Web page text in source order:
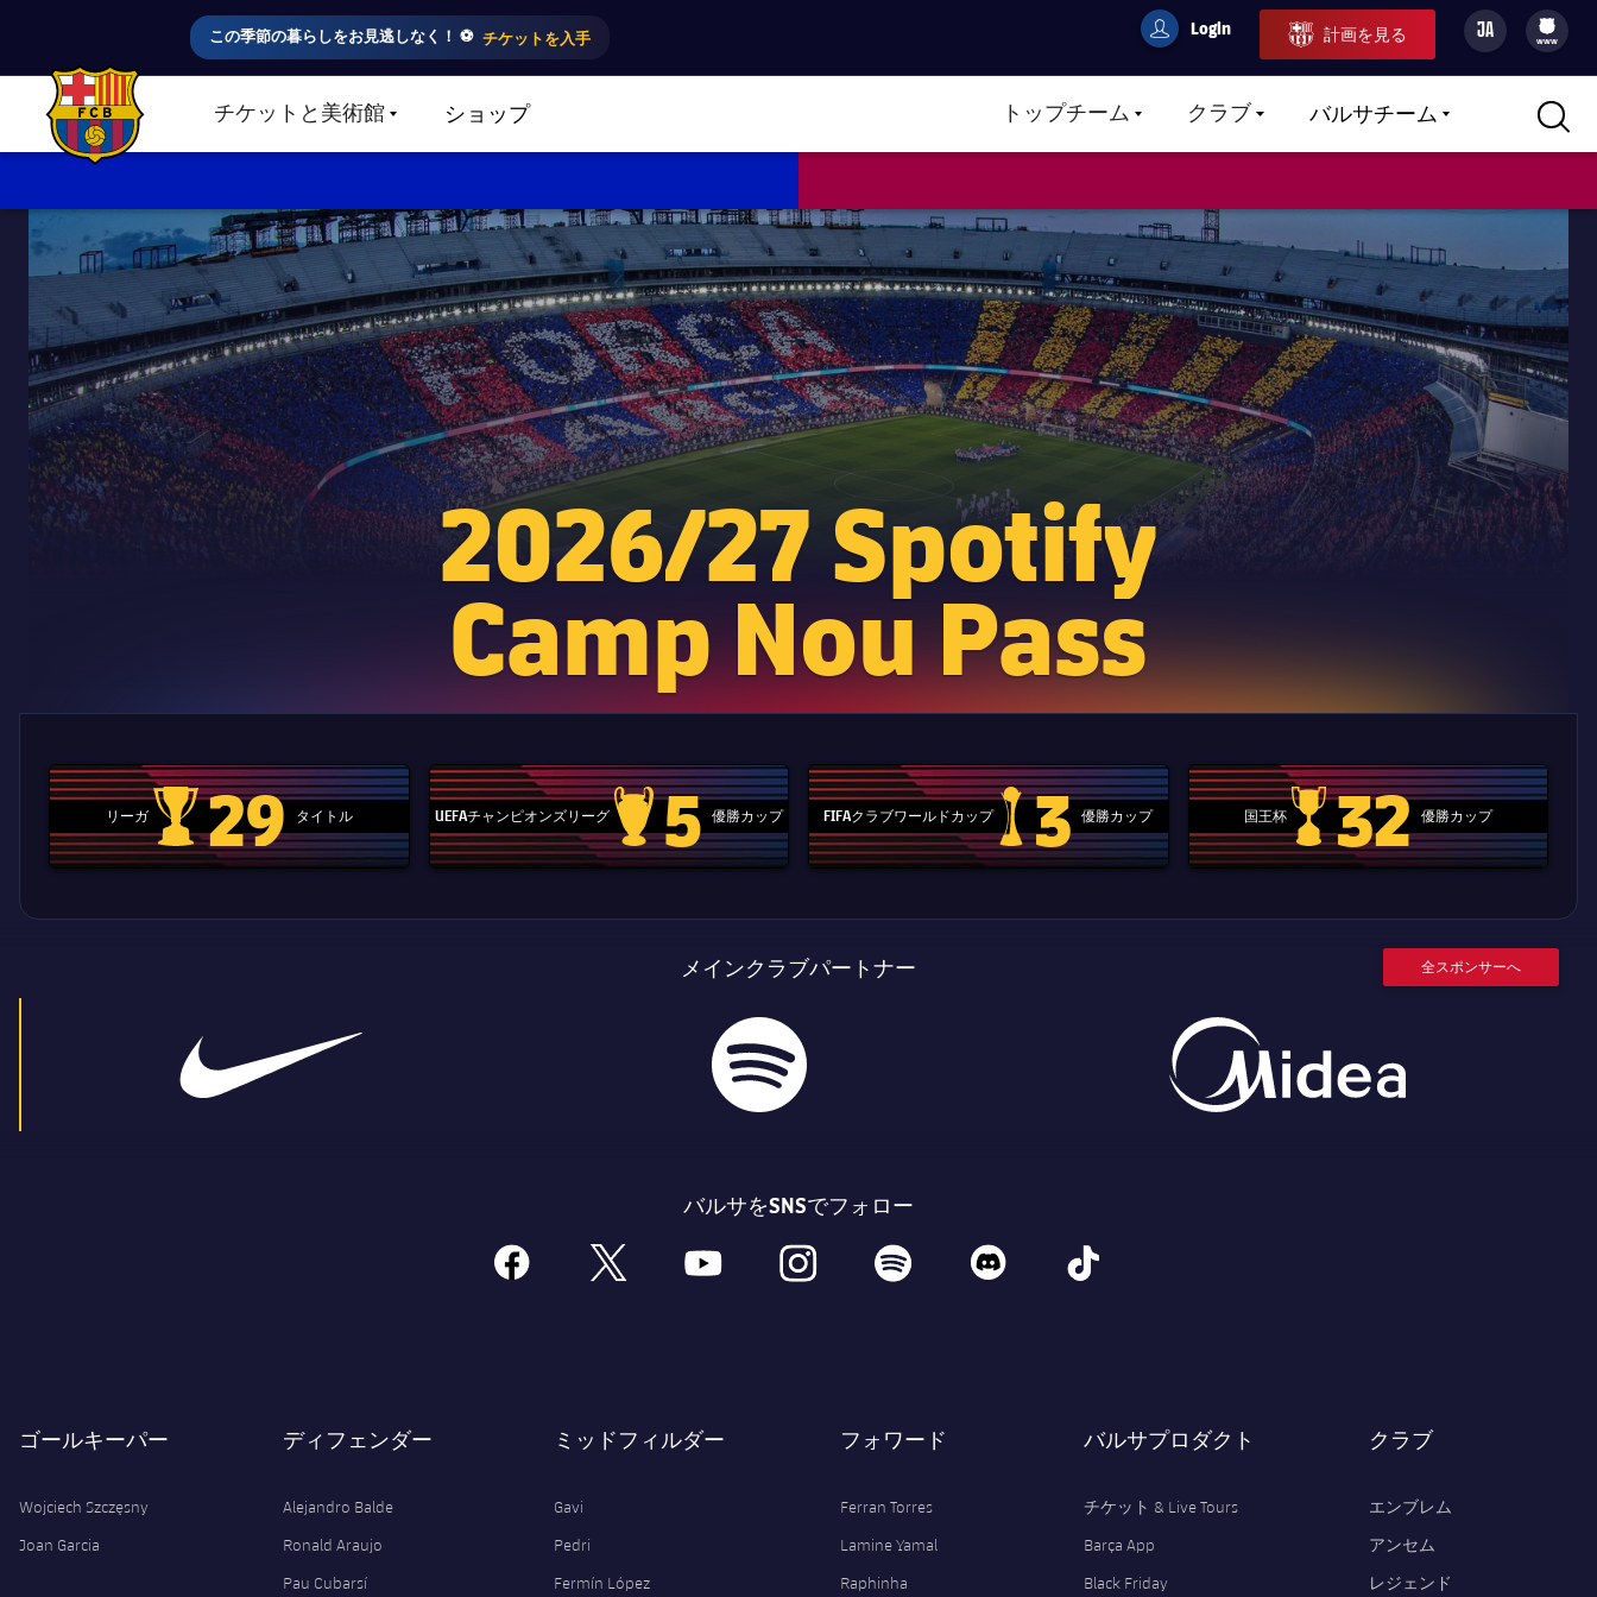
この季節の暮らしをお見逃しなく！ ⚽️ チケットを入手 userCulers
Login 計画を見る JA
filled-badge
www
FC Barcelona club badge チケットと美術館LABEL.SHARE.CARETDOWNショップ トップチームLABEL.ARIA.CARETDOWN
クラブLABEL.ARIA.CARETDOWN
バルサチームLABEL.ARIA.CARETDOWN
2026/27 Spotify
Camp Nou Pass
リーガ
La Liga trophy
29 タイトル UEFAチャンピオンズリーグ
Champions League trophy
5 優勝カップ FIFAクラブワールドカップ
label.aria.clubworldcup
3 優勝カップ 国王杯
国王杯
32 優勝カップ
メインクラブパートナー 全スポンサーへ
バルサをSNSでフォロー
facebook x youtube instagram spotify discord tiktok
ゴールキーパー
Wojciech Szczęsny
Joan Garcia
ディフェンダー
Alejandro Balde
Ronald Araujo
Pau Cubarsí
ミッドフィルダー
Gavi
Pedri
Fermín López
フォワード
Ferran Torres
Lamine Yamal
Raphinha
バルサプロダクト
チケット & Live Tours
Barça App
Black Friday
クラブ
エンブレム
アンセム
レジェンド